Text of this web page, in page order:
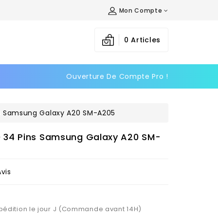
Mon Compte
0 Articles
Ouverture De Compte Pro !
Samsung Galaxy A20 SM-A205
34 Pins Samsung Galaxy A20 SM-
le jour J (Commande avant 14H)